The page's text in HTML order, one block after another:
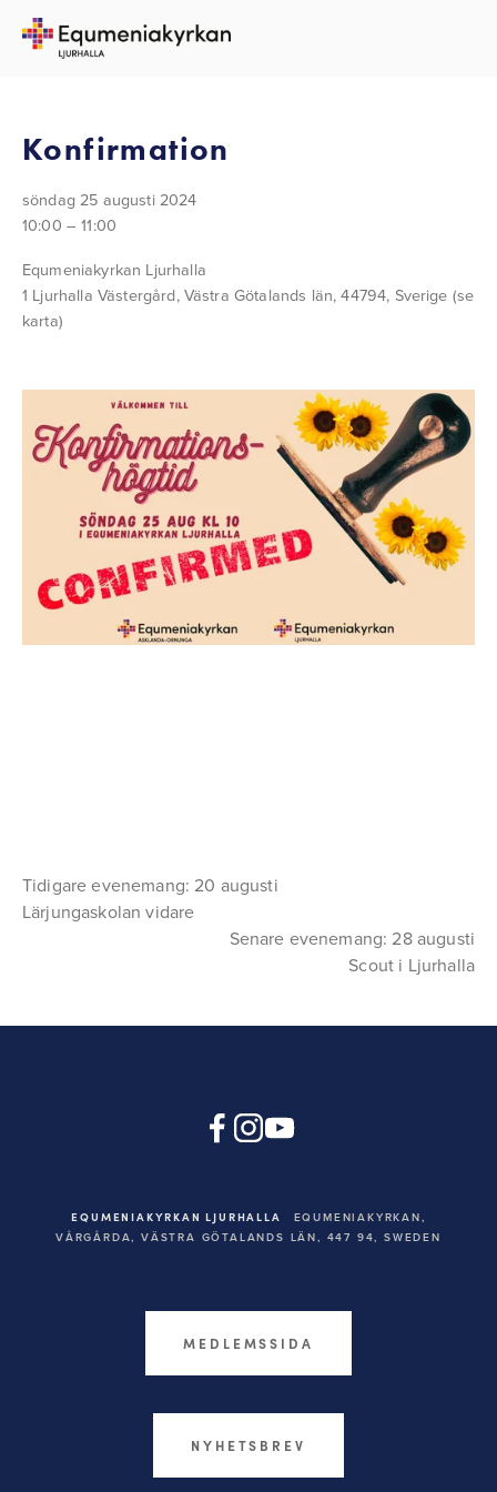
TILLBAKA TILL ALLA EVENEMANG
Konfirmation
söndag 25 augusti 2024
10:00
11:00
Equmeniakyrkan Ljurhalla
1 Ljurhalla Västergård Västra Götalands län, 44794 Sverige (se
karta)
Tidigare evenemang: 20 augusti
Lärjungaskolan vidare
Senare evenemang: 28 augusti
Scout i Ljurhalla
EQUMENIAKYRKAN LJURHALLA
EQUMENIAKYRKAN,
VÅRGÅRDA, VÄSTRA GÖTALANDS LÄN, 447 94, SWEDEN
MEDLEMSSIDA
NYHETSBREV